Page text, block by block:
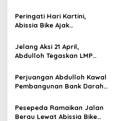
Smartani Jadi Senjata
Peringati Hari Kartini,
Abissia Bike Ajak
Sambil Berkebaya
Jelang Aksi 21 April,
Abdulloh Tegaskan LMP
Kondusifitas Bersama TNI-
Polri
Perjuangan Abdulloh Kawal
Pembangunan Bank Darah
Kesehatan Warga Utama
Pesepeda Ramaikan Jalan
Berau Lewat Abissia Bike